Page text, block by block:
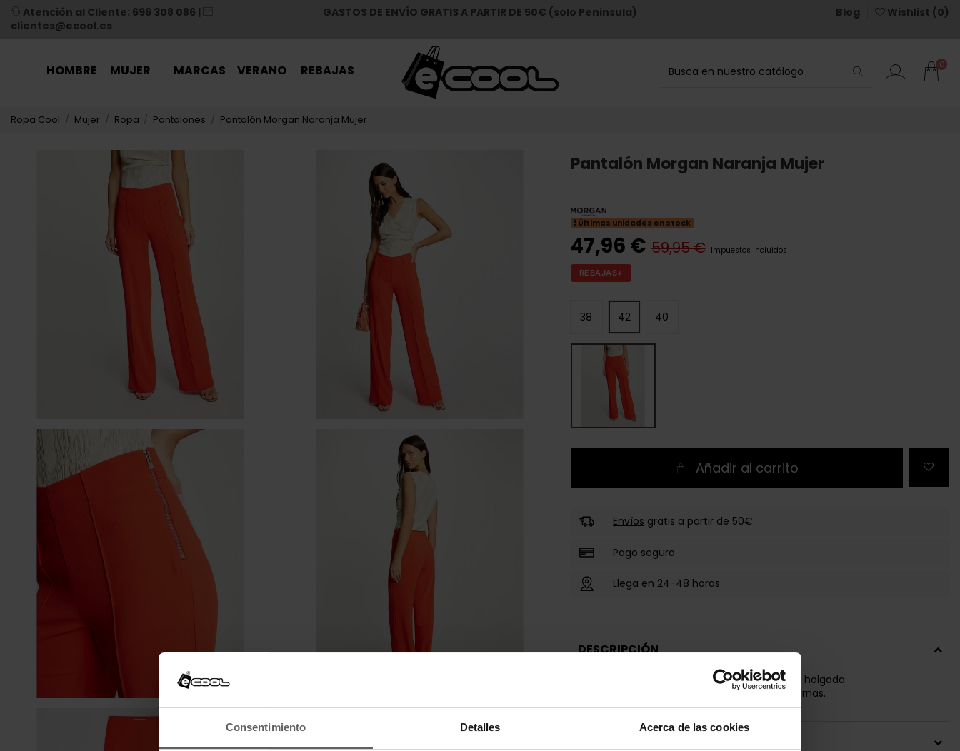
Consentimiento Detalles Acerca de las cookies
Atención al Cliente: 696 308 086 |
clientes@ecool.es
GASTOS DE ENVÍO GRATIS A PARTIR DE 50€ (solo Peninsula) Blog Wishlist (0)
HOMBRE MUJER MARCAS VERANO REBAJAS 0
Ropa Cool Mujer Ropa Pantalones Pantalón Morgan Naranja Mujer
Pantalón Morgan Naranja Mujer
Últimas unidades en stock
47,96 € 59,95 € Impuestos incluidos
REBAJAS+
38 42 40
Añadir al carrito
Envíos gratis a partir de 50€
Pago seguro
Llega en 24-48 horas
DESCRIPCIÓN
100% Poliéster. Talle estándar. Pernera ancha holgada.
Cierre de cremallera al lado. Pinzas en las piernas.